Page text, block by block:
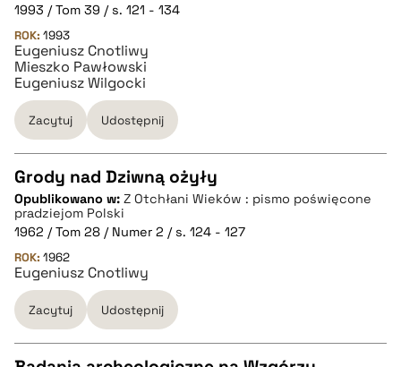
pobierz cytat
BIBTEX
pobierz cytat
1993 / Tom 39 / s. 121 - 134
ROK: 1993
Eugeniusz Cnotliwy
Mieszko Pawłowski
Eugeniusz Wilgocki
Zacytuj Udostępnij
CZYSTY TEKST
pobierz cytat
BIBTEX
Grody nad Dziwną ożyły
Opublikowano w: Z Otchłani Wieków : pismo poświęcone
pradziejom Polski
1962 / Tom 28 / Numer 2 / s. 124 - 127
ROK: 1962
Eugeniusz Cnotliwy
Zacytuj Udostępnij